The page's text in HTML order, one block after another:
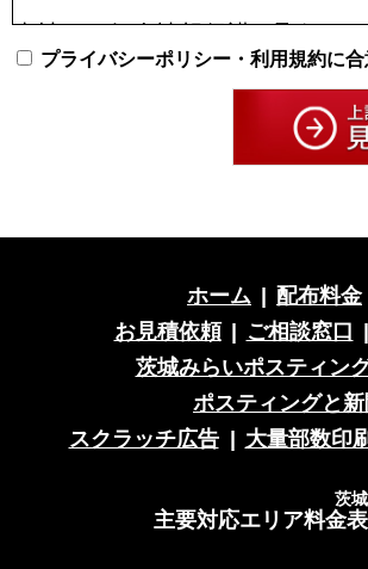
当社は、個人情報保護の取組み
認識し、以下の通り個人情報
2.個人情報の適切な収集、利
恐れがある場合などを除き、本
収集した個人情報はその目的以
り扱います。
収集した個人情報は、法令に基
意を得ることなく第三者に提供
収集した個人情報を、第三者
た上で、指導・管理を実施し、
3.開示、訂正、利用停止等
プライバシーポリシー・利用規約に
ホーム | 配布料金
お見積依頼 | ご相談窓口 |
茨城みらいポスティン
ポスティングと
スクラッチ広告 | 大量部数印
茨
主要対応エリア料金表